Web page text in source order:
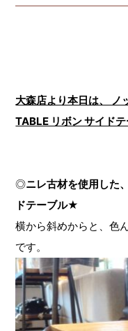
大森店より本日は、 ノ
TABLE リボン サイド
◎ニレ古材を使用した
ドテーブル★
横から斜めからと、色
です。